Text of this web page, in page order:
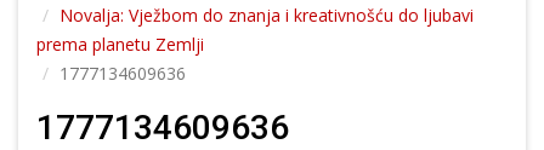
Novalja: Vježbom do znanja i kreativnošću do ljubavi
prema planetu Zemlji
1777134609636
1777134609636